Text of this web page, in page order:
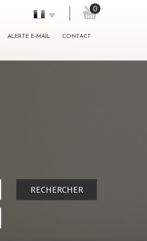
0
ALERTE E-MAIL CONTACT
RECHERCHER